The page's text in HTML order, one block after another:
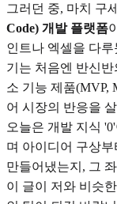
그러던 중, 마치 구
Code) 개발 플랫폼
인트나 엑셀을 다
기는 처음엔 반신
소 기능 제품(MVP,
어 시장의 반응을
오늘은 개발 지식
며 아이디어 구상
만들어냈는지, 그
이 글이 저와 비슷